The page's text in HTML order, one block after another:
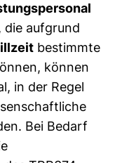
, die aufgrund
bestimmte
können
in der Regel
Bei Bedarf